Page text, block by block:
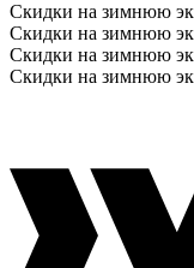
Скидки на зимнюю
Скидки на зимнюю
Скидки на зимнюю
Скидки на зимнюю